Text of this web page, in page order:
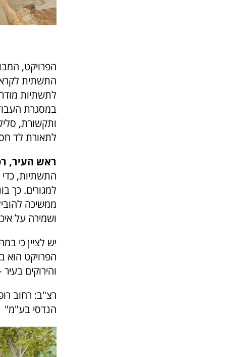
הפרויקט,
התשתית
לתשתיות
במסגרת
ותקשורת,
לתאורת לד
ראש העיר,
התשתיות,
למגורים. כך
ממשיכה
ושמירה על
יש לציין כי
והירוקים
רצ"ב: רחוב
הנדסי בע"מ"